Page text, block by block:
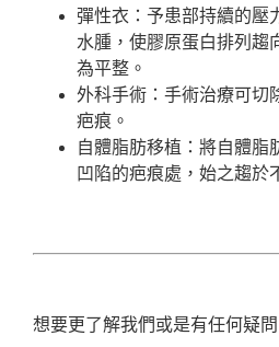
彈性衣：予患部持續的壓
水腫，使膠原蛋白排列趨
為平整。
外科手術：手術治療可切
疤痕。
自體脂肪移植：將自體脂
凹陷的疤痕處，始之趨於
想要更了解我們或是有任何疑